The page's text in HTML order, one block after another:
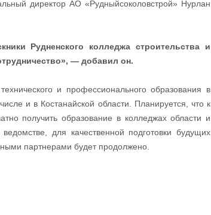
директор АО «Рудныйсоколовстрой» Нурлан
Рудненского колледжа строительства и
— добавил он.
и профессионального образования в
и в Костанайской области. Планируется, что к
получить образование в колледжах области и
для качественной подготовки будущих
партнерами будет продолжено.